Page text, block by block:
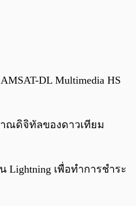
DL Multimedia HS
ณดิจิทัลของดาวเทียม
เพื่อทำการชำระ